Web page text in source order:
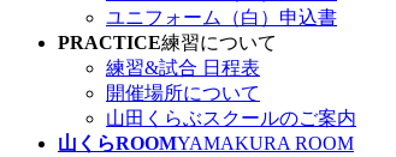
ユニフォーム（白）申込書
PRACTICE練習について
練習&試合 日程表
開催場所について
山田くらぶスクールのご案内
山くらROOMYAMAKURA ROOM